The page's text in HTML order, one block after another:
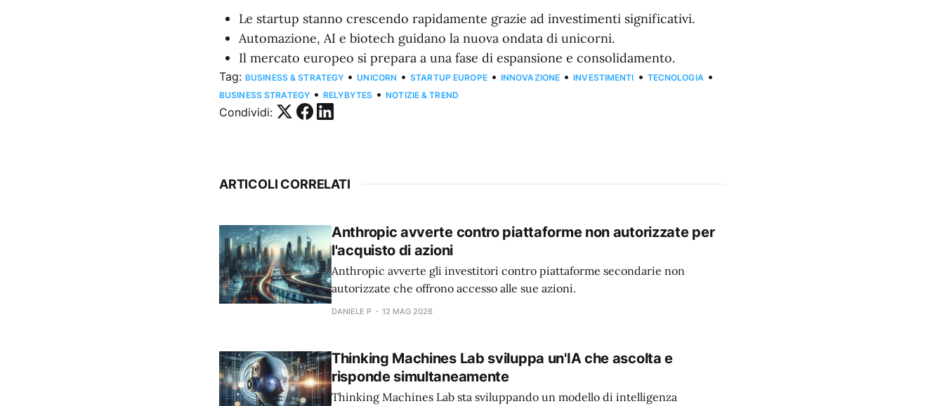
Le startup stanno crescendo rapidamente grazie ad investimenti significativi.
Automazione, AI e biotech guidano la nuova ondata di unicorni.
Il mercato europeo si prepara a una fase di espansione e consolidamento.
Tag: BUSINESS & STRATEGY • UNICORN • STARTUP EUROPE • INNOVAZIONE • INVESTIMENTI • TECNOLOGIA •
BUSINESS STRATEGY • RELYBYTES • NOTIZIE & TREND
Condividi:
ARTICOLI CORRELATI
Anthropic avverte contro piattaforme non autorizzate per
l'acquisto di azioni
Anthropic avverte gli investitori contro piattaforme secondarie non
autorizzate che offrono accesso alle sue azioni.
DANIELE P 12 MAG 2026
Thinking Machines Lab sviluppa un'IA che ascolta e
risponde simultaneamente
Thinking Machines Lab sta sviluppando un modello di intelligenza